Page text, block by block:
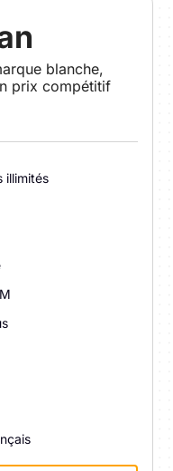
blanche,
prix compétitif
illimités